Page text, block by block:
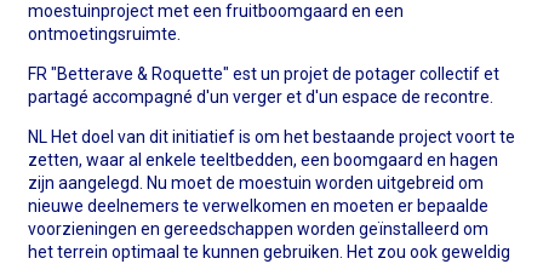
moestuinproject met een fruitboomgaard en een
ontmoetingsruimte.
FR "Betterave & Roquette" est un projet de potager collectif et
partagé accompagné d'un verger et d'un espace de recontre.
NL Het doel van dit initiatief is om het bestaande project voort te
zetten, waar al enkele teeltbedden, een boomgaard en hagen
zijn aangelegd. Nu moet de moestuin worden uitgebreid om
nieuwe deelnemers te verwelkomen en moeten er bepaalde
voorzieningen en gereedschappen worden geïnstalleerd om
het terrein optimaal te kunnen gebruiken. Het zou ook geweldig